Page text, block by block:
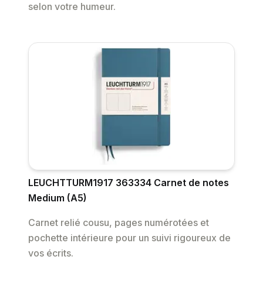
selon votre humeur.
LEUCHTTURM1917 363334 Carnet de notes
Medium (A5)
Carnet relié cousu, pages numérotées et
pochette intérieure pour un suivi rigoureux de
vos écrits.